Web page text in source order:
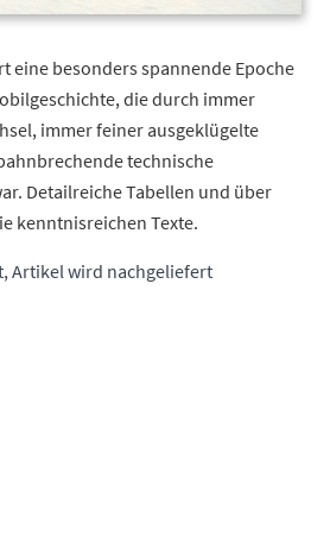
eine besonders spannende Epoche
die durch immer
immer feiner ausgeklügelte
technische
Detailreiche Tabellen und über
kenntnisreichen Texte.
Artikel wird nachgeliefert
an einen Freund